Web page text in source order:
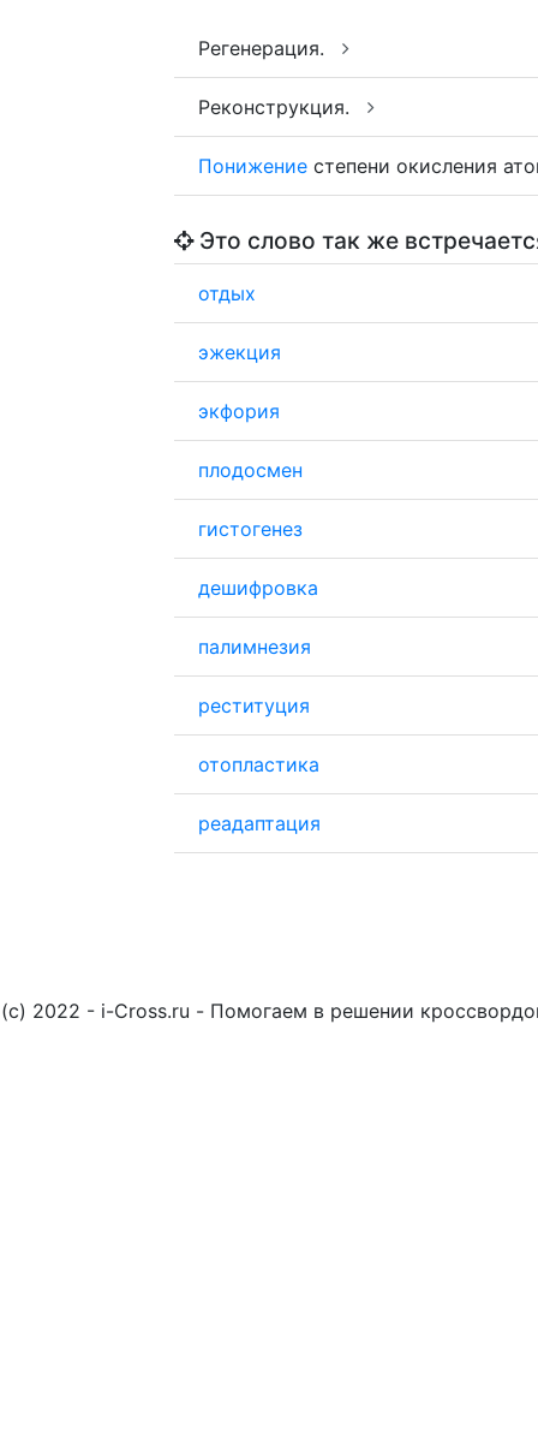
Регенерация.
Реконструкция.
Понижение степени окисления
Это слово так же
отдых
эжекция
экфория
плодосмен
гистогенез
дешифровка
палимнезия
реституция
отопластика
реадаптация
(c) 2022 - i-Cross.ru - Помогаем в решении